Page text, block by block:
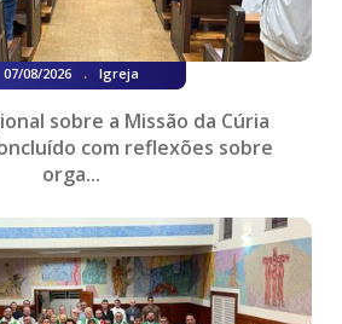
07/08/2026 . Igreja
sobre a Missão da Cúria
com reflexões sobre
orga...